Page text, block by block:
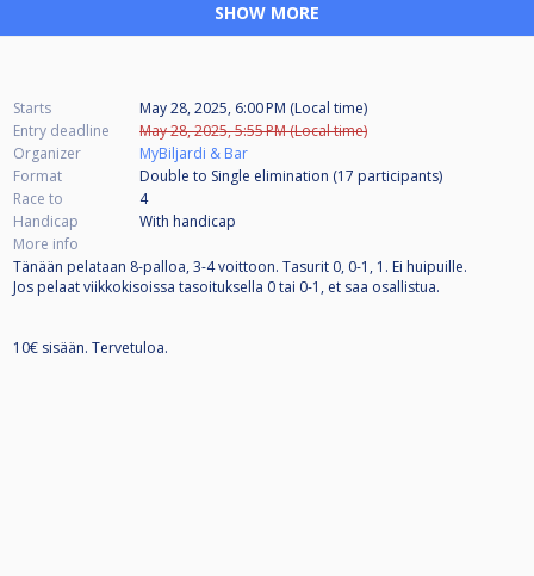
SHOW MORE
Starts
May 28, 2025, 6:00 PM (Local time)
Entry deadline
May 28, 2025, 5:55 PM (Local time)
Organizer
MyBiljardi & Bar
Format
Double to Single elimination (17 participants)
Race to
4
Handicap
With handicap
More info
Tänään pelataan 8-palloa, 3-4 voittoon. Tasurit 0, 0-1, 1. Ei huipuille.
Jos pelaat viikkokisoissa tasoituksella 0 tai 0-1, et saa osallistua.
10€ sisään. Tervetuloa.